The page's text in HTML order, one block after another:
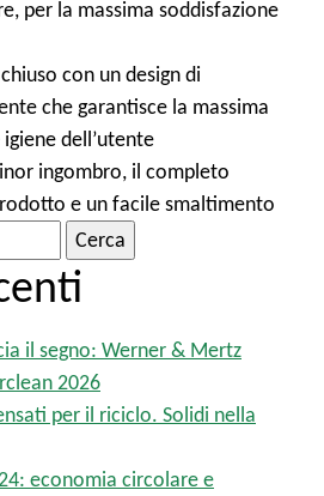
per la massima soddisfazione
con un design di
che garantisce la massima
dell’utente
ingombro, il completo
e un facile smaltimento
il segno: Werner & Mertz
2026
per il riciclo. Solidi nella
economia circolare e